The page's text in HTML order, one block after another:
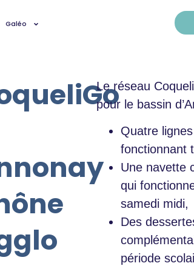
Galéo
Le réseau
pour le bassin
Quatre
fonctionnant
Une navette
qui
samedi midi,
Des
période